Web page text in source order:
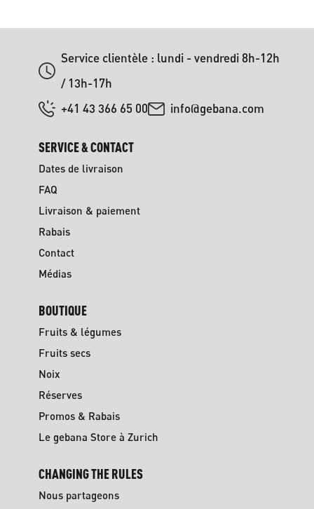
Service clientèle : lundi - vendredi 8h-12h
/ 13h-17h
+41 43 366 65 00
info@gebana.com
SERVICE & CONTACT
Dates de livraison
FAQ
Livraison & paiement
Rabais
Contact
Médias
BOUTIQUE
Fruits & légumes
Fruits secs
Noix
Réserves
Promos & Rabais
Le gebana Store à Zurich
CHANGING THE RULES
Nous partageons